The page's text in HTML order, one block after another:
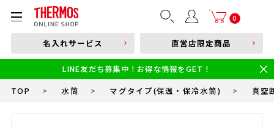
0
部品購入はこちら
本体品番やキーワードを入力
食洗機対応 新製品
幼児・園児向け水筒
小学生 低・中学年向け水筒
小学生 中・高学年向け水筒
名入れサービス 直営店限定商品
LINE友だち募集中！お得な情報をGET！
TOP > 水筒 > マグタイプ(保温・保冷水筒) > 真空